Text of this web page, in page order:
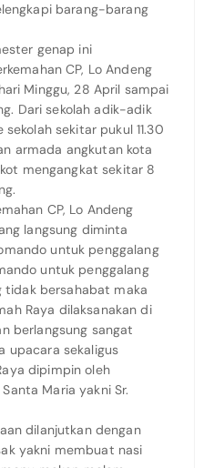
barang-barang
genap ini
CP, Lo Andeng
Minggu, 28 April sampai
Dari sekolah adik-adik
sekitar pukul 11.30
armada angkutan kota
mengangkat sekitar 8
CP, Lo Andeng
langsung diminta
untuk penggalang
untuk penggalang
tidak bersahabat maka
Raya dilaksanakan di
berlangsung sangat
upacara sekaligus
dipimpin oleh
Maria yakni Sr.
dilanjutkan dengan
yakni membuat nasi